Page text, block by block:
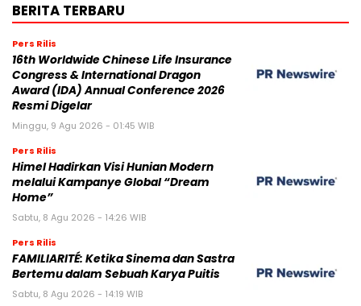
BERITA TERBARU
Pers Rilis
16th Worldwide Chinese Life Insurance
Congress & International Dragon
Award (IDA) Annual Conference 2026
Resmi Digelar
Minggu, 9 Agu 2026 - 01:45 WIB
Pers Rilis
Himel Hadirkan Visi Hunian Modern
melalui Kampanye Global “Dream
Home”
Sabtu, 8 Agu 2026 - 14:26 WIB
Pers Rilis
FAMILIARITÉ: Ketika Sinema dan Sastra
Bertemu dalam Sebuah Karya Puitis
Sabtu, 8 Agu 2026 - 14:19 WIB